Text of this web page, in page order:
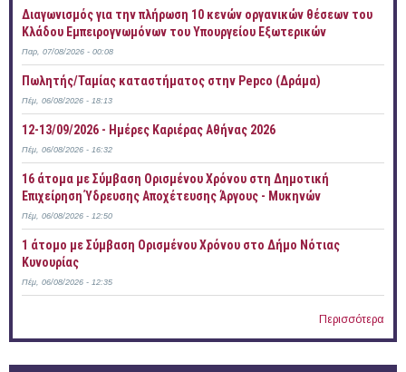
Διαγωνισμός για την πλήρωση 10 κενών οργανικών θέσεων του
Κλάδου Εμπειρογνωμόνων του Υπουργείου Εξωτερικών
Παρ, 07/08/2026 - 00:08
Πωλητής/Ταμίας καταστήματος στην Pepco (Δράμα)
Πέμ, 06/08/2026 - 18:13
12-13/09/2026 - Ημέρες Καριέρας Αθήνας 2026
Πέμ, 06/08/2026 - 16:32
16 άτομα με Σύμβαση Ορισμένου Χρόνου στη Δημοτική
Επιχείρηση Ύδρευσης Αποχέτευσης Άργους - Μυκηνών
Πέμ, 06/08/2026 - 12:50
1 άτομο με Σύμβαση Ορισμένου Χρόνου στο Δήμο Νότιας
Κυνουρίας
Πέμ, 06/08/2026 - 12:35
Περισσότερα